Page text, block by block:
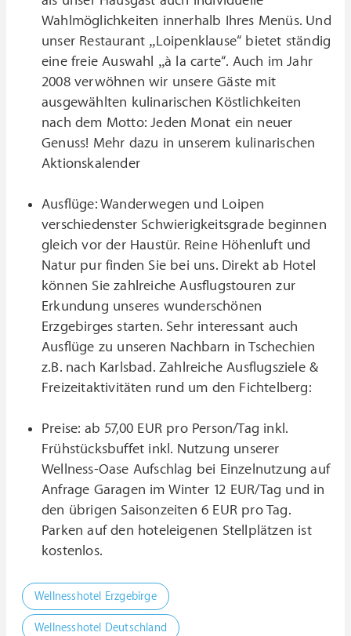
Wahlmöglichkeiten innerhalb Ihres Menüs. Und
unser Restaurant „Loipenklause“ bietet ständig
eine freie Auswahl „à la carte“. Auch im Jahr
2008 verwöhnen wir unsere Gäste mit
ausgewählten kulinarischen Köstlichkeiten
nach dem Motto: Jeden Monat ein neuer
Genuss! Mehr dazu in unserem kulinarischen
Aktionskalender
Ausflüge: Wanderwegen und Loipen
verschiedenster Schwierigkeitsgrade beginnen
gleich vor der Haustür. Reine Höhenluft und
Natur pur finden Sie bei uns. Direkt ab Hotel
können Sie zahlreiche Ausflugstouren zur
Erkundung unseres wunderschönen
Erzgebirges starten. Sehr interessant auch
Ausflüge zu unseren Nachbarn in Tschechien
z.B. nach Karlsbad. Zahlreiche Ausflugsziele &
Freizeitaktivitäten rund um den Fichtelberg:
Preise: ab 57,00 EUR pro Person/Tag inkl.
Frühstücksbuffet inkl. Nutzung unserer
Wellness-Oase Aufschlag bei Einzelnutzung auf
Anfrage Garagen im Winter 12 EUR/Tag und in
den übrigen Saisonzeiten 6 EUR pro Tag.
Parken auf den hoteleigenen Stellplätzen ist
kostenlos.
Wellnesshotel Erzgebirge
Wellnesshotel Deutschland